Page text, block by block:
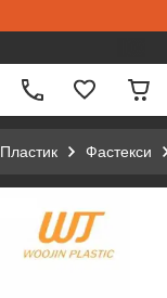
Пластик Фастекси